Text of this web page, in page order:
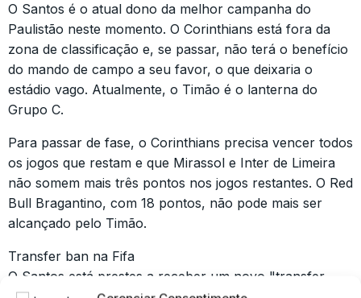
O Santos é o atual dono da melhor campanha do
Paulistão neste momento. O Corinthians está fora da
zona de classificação e, se passar, não terá o benefício
do mando de campo a seu favor, o que deixaria o
estádio vago. Atualmente, o Timão é o lanterna do
Grupo C.
Para passar de fase, o Corinthians precisa vencer todos
os jogos que restam e que Mirassol e Inter de Limeira
não somem mais três pontos nos jogos restantes. O Red
Bull Bragantino, com 18 pontos, não pode mais ser
alcançado pelo Timão.
Transfer ban na Fifa
O Santos está prestes a receber um novo "transfer